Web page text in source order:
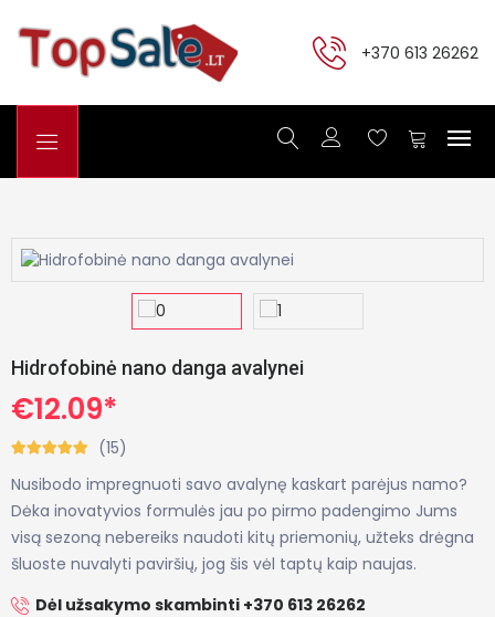
+370 613 26262
Hidrofobinė nano danga avalynei
€12.09*
(15)
Nusibodo impregnuoti savo avalynę kaskart parėjus namo?
Dėka inovatyvios formulės jau po pirmo padengimo Jums
visą sezoną nebereiks naudoti kitų priemonių, užteks drėgna
šluoste nuvalyti paviršių, jog šis vėl taptų kaip naujas.
Dėl užsakymo skambinti +370 613 26262